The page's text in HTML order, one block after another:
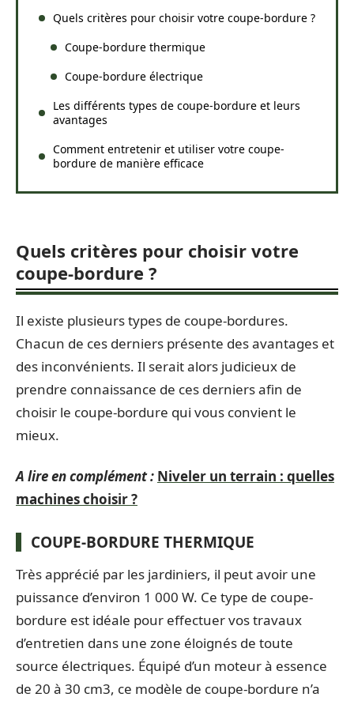
Quels critères pour choisir votre coupe-bordure ?
Coupe-bordure thermique
Coupe-bordure électrique
Les différents types de coupe-bordure et leurs
avantages
Comment entretenir et utiliser votre coupe-
bordure de manière efficace
Quels critères pour choisir votre
coupe-bordure ?
Il existe plusieurs types de coupe-bordures.
Chacun de ces derniers présente des avantages et
des inconvénients. Il serait alors judicieux de
prendre connaissance de ces derniers afin de
choisir le coupe-bordure qui vous convient le
mieux.
A lire en complément : Niveler un terrain : quelles
machines choisir ?
COUPE-BORDURE THERMIQUE
Très apprécié par les jardiniers, il peut avoir une
puissance d’environ 1 000 W. Ce type de coupe-
bordure est idéale pour effectuer vos travaux
d’entretien dans une zone éloignés de toute
source électriques. Équipé d’un moteur à essence
de 20 à 30 cm3, ce modèle de coupe-bordure n’a